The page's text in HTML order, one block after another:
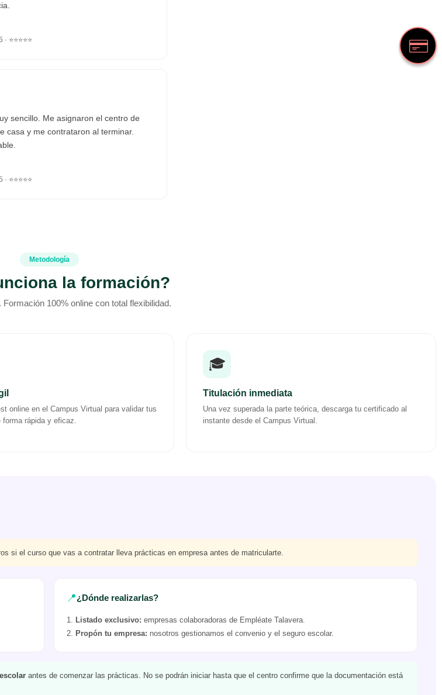
⭐⭐⭐⭐⭐
sencillo. Me asignaron el centro de
casa y me contrataron al terminar.
⭐⭐⭐⭐⭐
Metodología
la formación?
100% online con total flexibilidad.
online en el Campus Virtual para validar tus
forma rápida y eficaz.
🎓
Titulación inmediata
Una vez superada la parte teórica, descarga tu certificado al
instante desde el Campus Virtual.
si el curso que vas a contratar lleva prácticas en empresa antes de matricularte.
📍¿Dónde realizarlas?
Listado exclusivo: empresas colaboradoras de Empléate Talavera.
Propón tu empresa: nosotros gestionamos el convenio y el seguro escolar.
antes de comenzar las prácticas. No se podrán iniciar hasta que el centro confirme que la documentación está